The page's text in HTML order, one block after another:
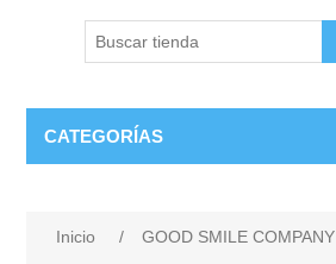
CATEGORÍAS
Inicio / GOOD SMILE COMPANY